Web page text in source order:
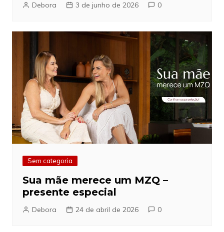
Debora 3 de junho de 2026 0
Sem categoria
Sua mãe merece um MZQ –
presente especial
Debora 24 de abril de 2026 0